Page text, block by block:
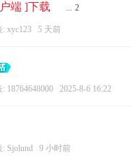
户端 ]下载 ... 2
: xyc123 5 天前
: 18764648000 2025-8-6 16:22
: Sjolund 9 小时前